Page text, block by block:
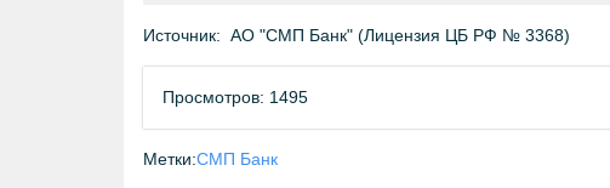
Источник: АО "СМП Банк" (Лицензия ЦБ РФ № 3368)
Просмотров: 1495
Метки:СМП Банк